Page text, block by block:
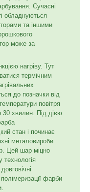
Сучасні
обладнуються
та іншими
може за
нагріву. Тут
термічним
до позначки від
повітря
30 хвилин. Під дією
стан і починає
металовироби
Цей шар міцно
фарби